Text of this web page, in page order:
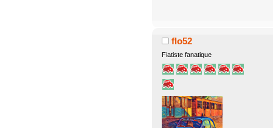
flo52
Fiatiste fanatique